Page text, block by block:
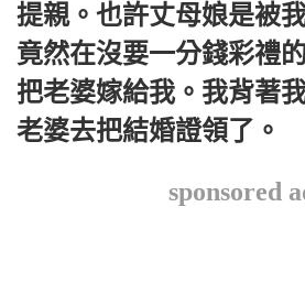
提親。也許丈母娘是被
竟然在沒要一分錢彩禮
把老婆嫁給我。我背著
老婆去把結婚證領了。
sponsored